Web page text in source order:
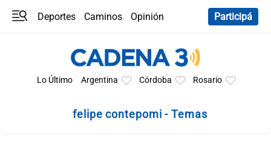
Deportes Caminos
Opinión
Participá
Lo Último Argentina Córdoba Rosario
felipe contepomi - Temas